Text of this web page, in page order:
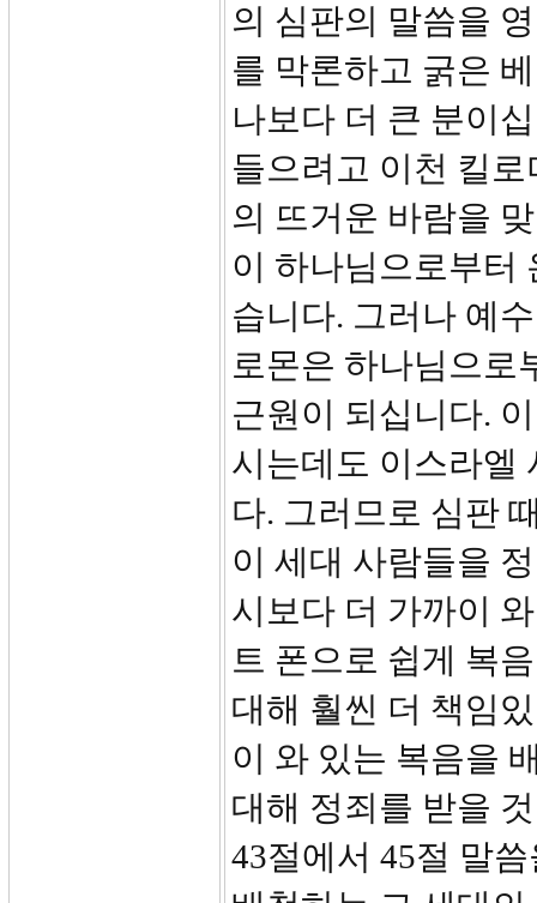
의 심판의 말씀을
를 막론하고 굵은
나보다 더 큰 분이
들으려고 이천 킬
의 뜨거운 바람을
이 하나님으로부터
습니다. 그러나 예
로몬은 하나님으로
근원이 되십니다.
시는데도 이스라엘
다. 그러므로 심판
이 세대 사람들을
시보다 더 가까이
트 폰으로 쉽게 복
대해 훨씬 더 책임
이 와 있는 복음을
대해 정죄를 받을
43절에서 45절 말